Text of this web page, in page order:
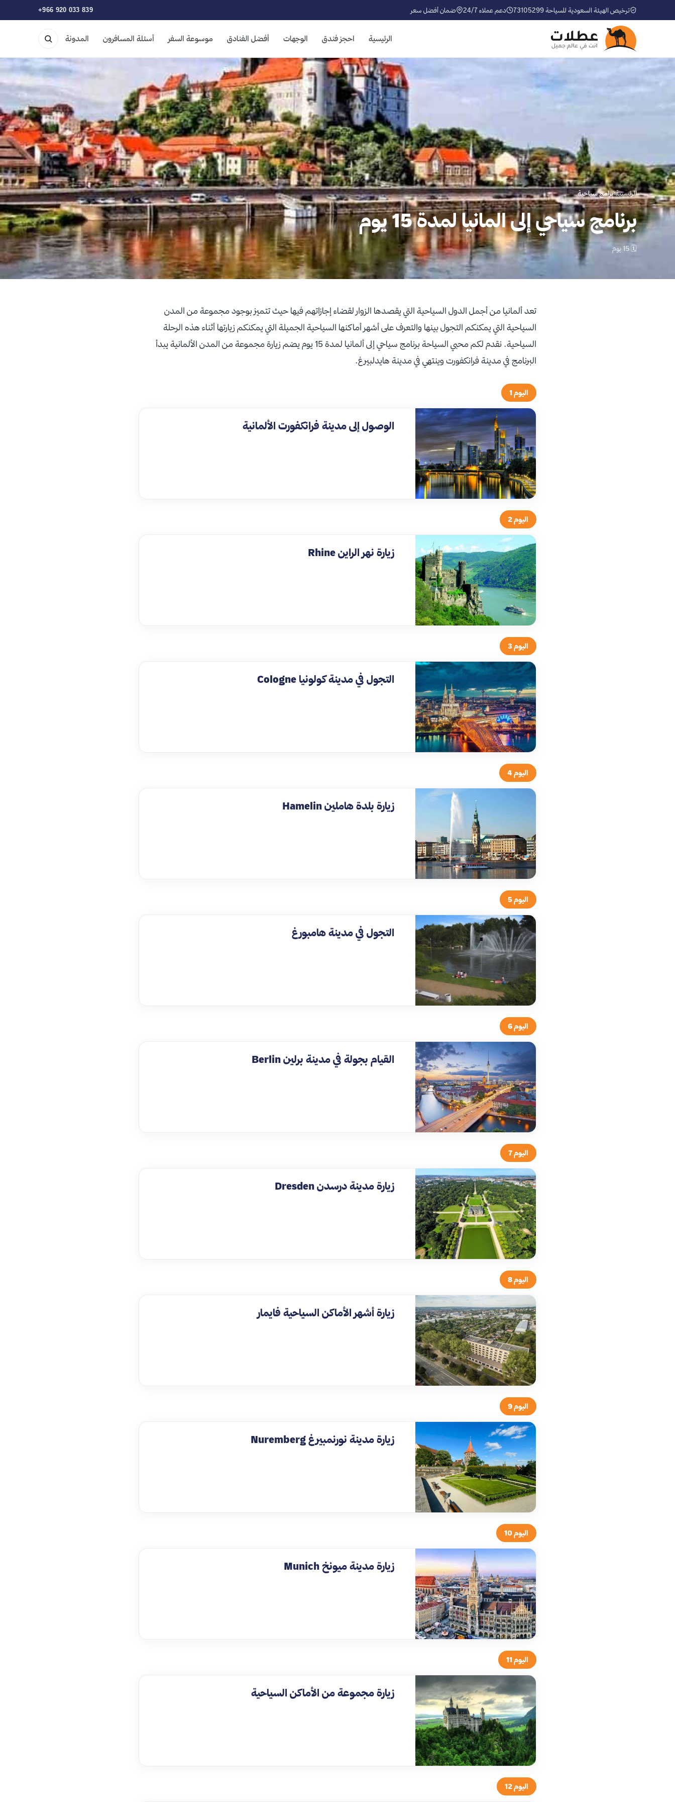
ترخيص الهيئة السعودية للسياحة 73105299 دعم عملاء 24/7 ضمان أفضل سعر +966 920 033 839
الرئيسية احجز فندق الوجهات أفضل الفنادق موسوعة السفر أسئلة المسافرون المدونة
الرئيسية›برامج سياحية
برنامج سياحي إلى المانيا لمدة 15 يوم
🗓 15 يوم
تعد ألمانيا من أجمل الدول السياحية التي يقصدها الزوار لقضاء إجازاتهم فيها حيث تتميز بوجود مجموعة من المدن
السياحية التي يمكنكم التجول بينها والتعرف على أشهر أماكنها السياحية الجميلة التي يمكنكم زيارتها أثناء هذه الرحلة
السياحية. نقدم لكم محبي السياحة برنامج سياحي إلى ألمانيا لمدة 15 يوم يضم زيارة مجموعة من المدن الألمانية يبدأ
البرنامج في مدينة فرانكفورت وينتهي في مدينة هايدلبيرغ.
اليوم 1
الوصول إلى مدينة فرانكفورت الألمانية
اليوم 2
زيارة نهر الراين Rhine
اليوم 3
التجول في مدينة كولونيا Cologne
اليوم 4
زيارة بلدة هاملين Hamelin
اليوم 5
التجول في مدينة هامبورغ
اليوم 6
القيام بجولة في مدينة برلين Berlin
اليوم 7
زيارة مدينة درسدن Dresden
اليوم 8
زيارة أشهر الأماكن السياحية فايمار
اليوم 9
زيارة مدينة نورنمبيرغ Nuremberg
اليوم 10
زيارة مدينة ميونخ Munich
اليوم 11
زيارة مجموعة من الأماكن السياحية
اليوم 12